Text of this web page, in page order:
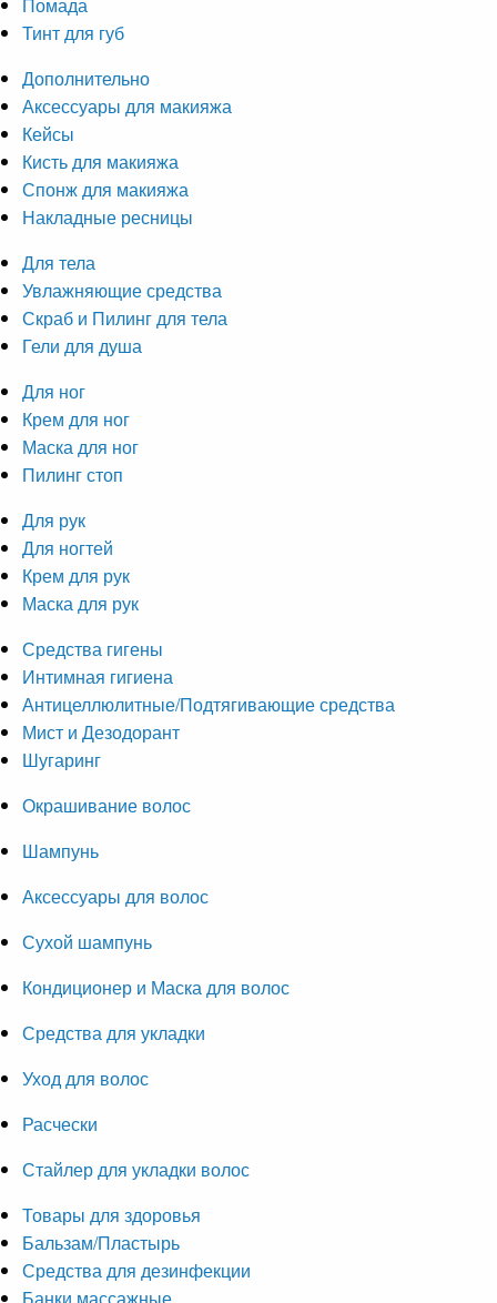
Помада
Тинт для губ
Дополнительно
Аксессуары для макияжа
Кейсы
Кисть для макияжа
Спонж для макияжа
Накладные ресницы
Для тела
Увлажняющие средства
Скраб и Пилинг для тела
Гели для душа
Для ног
Крем для ног
Маска для ног
Пилинг стоп
Для рук
Для ногтей
Крем для рук
Маска для рук
Средства гигены
Интимная гигиена
Антицеллюлитные/Подтягивающие средства
Мист и Дезодорант
Шугаринг
Окрашивание волос
Шампунь
Аксессуары для волос
Сухой шампунь
Кондиционер и Маска для волос
Средства для укладки
Уход для волос
Расчески
Стайлер для укладки волос
Товары для здоровья
Бальзам/Пластырь
Средства для дезинфекции